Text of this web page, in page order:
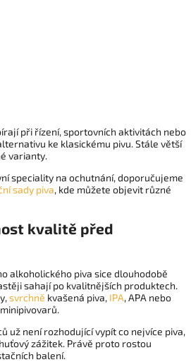
při řízení, sportovních aktivitách nebo
ke klasickému pivu. Stále větší
varianty.
speciality na ochutnání, doporučujeme
sady piva, kde můžete objevit různé
kvalitě před
alkoholického piva sice dlouhodobě
sahají po kvalitnějších produktech.
svrchně kvašená piva, IPA, APA nebo
už není rozhodující vypít co nejvíce piva,
zážitek. Právě proto rostou
balení.